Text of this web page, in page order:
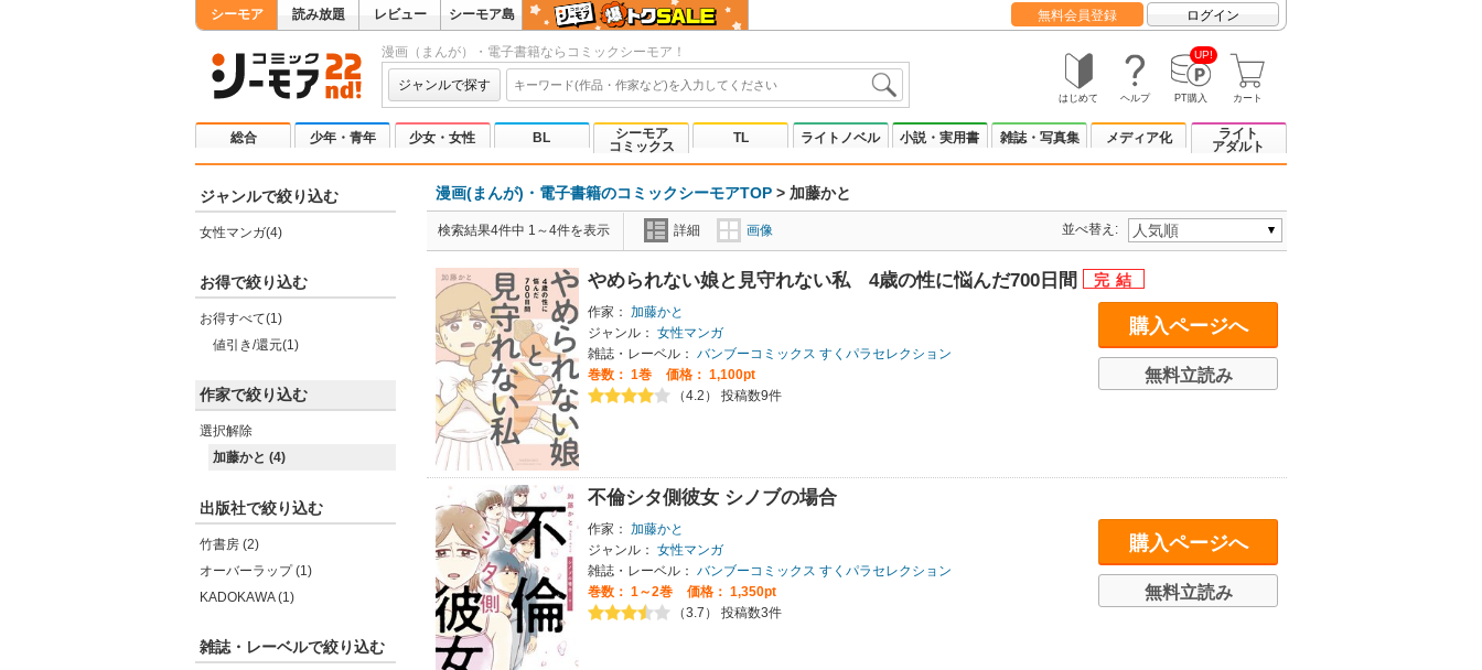
シーモア 読み放題 レビュー シーモア島 無料会員登録 ログイン
漫画（まんが）・電子書籍ならコミックシーモア！
ジャンルで探す
はじめて ヘルプ
UP!
PT購入 カート
総合 少年・青年 少女・女性 BL
シーモア
コミックス
TL ライトノベル 小説・実用書 雑誌・写真集 メディア化
ライト
アダルト
ジャンルで絞り込む
女性マンガ(4)
お得で絞り込む
お得すべて(1)
値引き/還元(1)
作家で絞り込む
選択解除
加藤かと (4)
出版社で絞り込む
竹書房 (2)
オーバーラップ (1)
KADOKAWA (1)
雑誌・レーベルで絞り込む
漫画(まんが)・電子書籍のコミックシーモアTOP > 加藤かと
検索結果4件中 1～4件を表示 詳細 画像 並べ替え:
やめられない娘と見守れない私 4歳の性に悩んだ700日間
作家： 加藤かと
ジャンル： 女性マンガ
雑誌・レーベル： バンブーコミックス すくパラセレクション
巻数： 1巻
価格： 1,100pt
（4.2） 投稿数9件
購入ページへ
無料立読み
不倫シタ側彼女 シノブの場合
作家： 加藤かと
ジャンル： 女性マンガ
雑誌・レーベル： バンブーコミックス すくパラセレクション
巻数： 1～2巻
価格： 1,350pt
（3.7） 投稿数3件
購入ページへ
無料立読み